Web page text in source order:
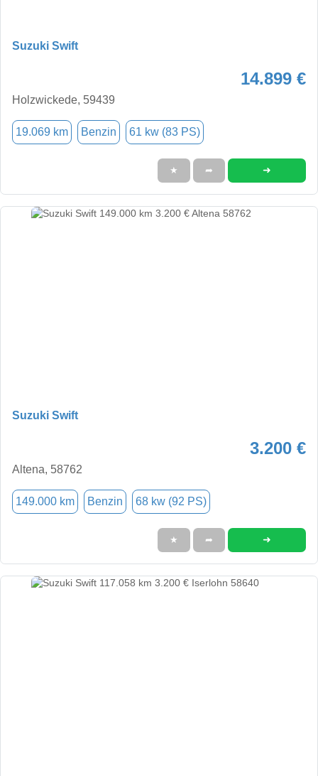
Suzuki Swift
14.899 €
Holzwickede, 59439
19.069 km Benzin 61 kw (83 PS)
★ ➦ ➜
Suzuki Swift
3.200 €
Altena, 58762
149.000 km Benzin 68 kw (92 PS)
★ ➦ ➜